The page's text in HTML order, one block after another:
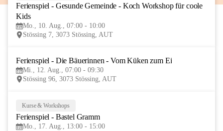
AUG
Ferienspiel - Gesunde Gemeinde - Koch Workshop für coole
Kids
Mo., 10. Aug., 07:00 - 10:00
Stössing 7, 3073 Stössing, AUT
Ferienspiel - Die Bäuerinnen - Vom Küken zum Ei
Mi., 12. Aug., 07:00 - 09:30
Stössing 96, 3073 Stössing, AUT
Kurse & Workshops
Ferienspiel - Bastel Gramm
Mo., 17. Aug., 13:00 - 15:00